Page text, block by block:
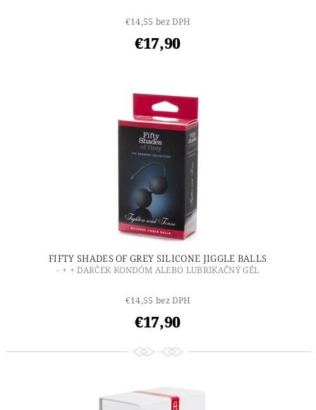
€14,55 bez DPH
€17,90
FIFTY SHADES OF GREY SILICONE JIGGLE BALLS
- + + DARČEK KONDÓM ALEBO LUBRIKAČNÝ GÉL
€14,55 bez DPH
€17,90